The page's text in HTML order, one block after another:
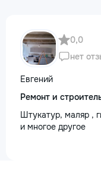
0,0
нет
Евгений
Ремонт и
Штукатур, маляр ,
и многое другое